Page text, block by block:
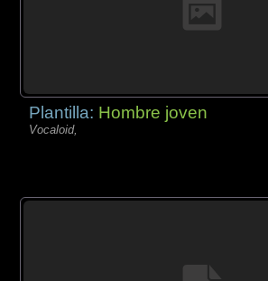
Plantilla: Hombre joven
Vocaloid,